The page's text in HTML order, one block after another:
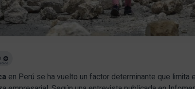
en Perú se ha vuelto un factor determinante que limita